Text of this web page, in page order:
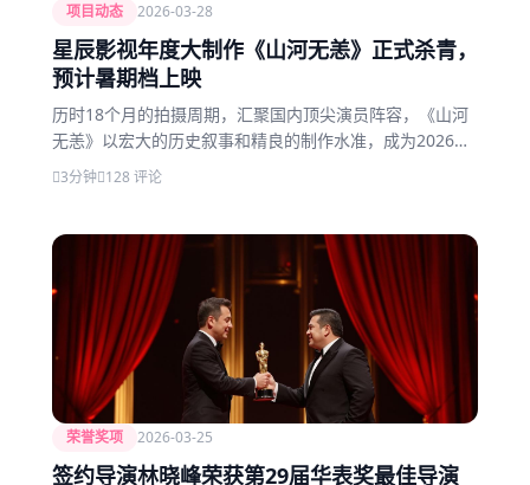
项目动态 2026-03-28
星辰影视年度大制作《山河无恙》正式杀青，
预计暑期档上映
历时18个月的拍摄周期，汇聚国内顶尖演员阵容，《山河
无恙》以宏大的历史叙事和精良的制作水准，成为2026年
最受期待的院线大片之一。
3分钟 128 评论
荣誉奖项 2026-03-25
签约导演林晓峰荣获第29届华表奖最佳导演